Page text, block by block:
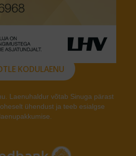
KODULAENU
Laenuhaldur võtab Sinuga pärast
ühendust ja teeb esialgse
laenupakkumise.